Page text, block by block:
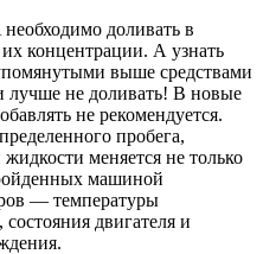
доливать в
концентрации. А узнать
выше средствами
лучше не доливать! В новые
не рекомендуется.
пробега,
меняется не только
машиной
— температуры
двигателя и